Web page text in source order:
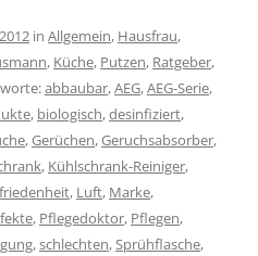
in Allgemein, Hausfrau,
, Küche, Putzen, Ratgeber,
abbaubar,AEG,AEG-Serie,
, biologisch,desinfiziert,
,Gerüchen,Geruchsabsorber,
, Kühlschrank-Reiniger,
, Luft, Marke,
, Pflegedoktor, Pflegen,
,schlechten,Sprühflasche,